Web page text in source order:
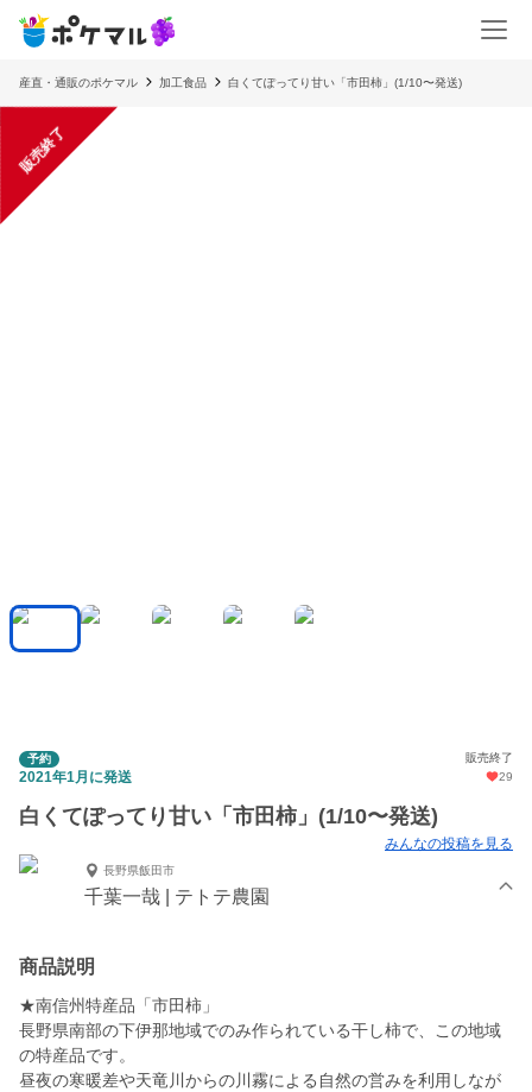
産直・通販のポケマル 加工食品 白くてぽってり甘い「市田柿」(1/10〜発送)
販売終了
予約 販売終了
2021年1月に発送 29
白くてぽってり甘い「市田柿」(1/10〜発送)
みんなの投稿を見る
長野県飯田市
千葉一哉 | テトテ農園
商品説明
★南信州特産品「市田柿」
長野県南部の下伊那地域でのみ作られている干し柿で、この地域
の特産品です。
昼夜の寒暖差や天竜川からの川霧による自然の営みを利用しなが